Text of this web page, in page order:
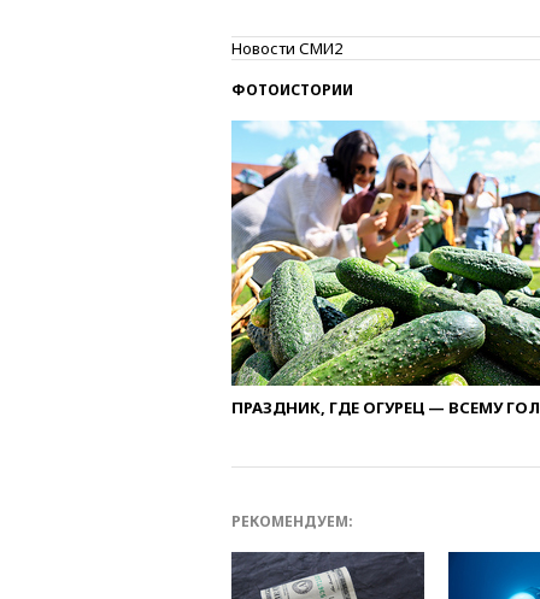
Новости СМИ2
ФОТОИСТОРИИ
ПРАЗДНИК, ГДЕ ОГУРЕЦ — ВСЕМУ
РЕКОМЕНДУЕМ: